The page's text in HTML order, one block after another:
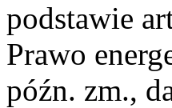
podstawie
Prawo
późn. zm.,